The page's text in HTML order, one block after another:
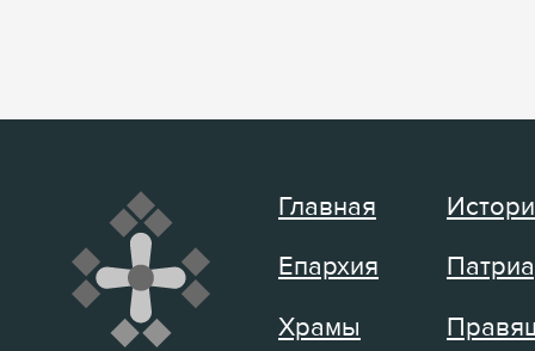
Главная
Епархия
Храмы